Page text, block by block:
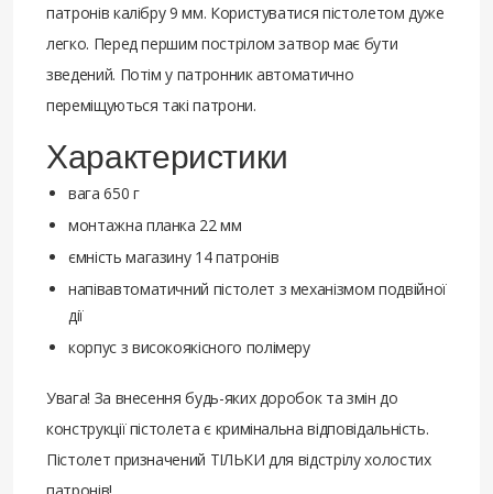
патронів калібру 9 мм. Користуватися пістолетом дуже
легко. Перед першим пострілом затвор має бути
зведений. Потім у патронник автоматично
переміщуються такі патрони.
Характеристики
вага 650 г
монтажна планка 22 мм
ємність магазину 14 патронів
напівавтоматичний пістолет з механізмом подвійної
дії
корпус з високоякісного полімеру
Увага! За внесення будь-яких доробок та змін до
конструкції пістолета є кримінальна відповідальність.
Пістолет призначений ТІЛЬКИ для відстрілу холостих